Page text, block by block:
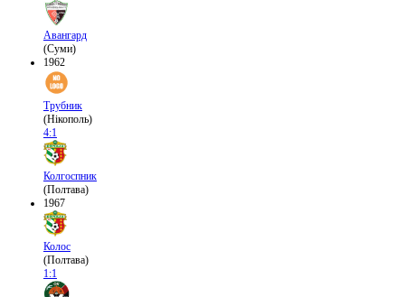
Авангард
(Суми)
1962
Трубник
(Нікополь)
4:1
Колгоспник
(Полтава)
1967
Колос
(Полтава)
1:1